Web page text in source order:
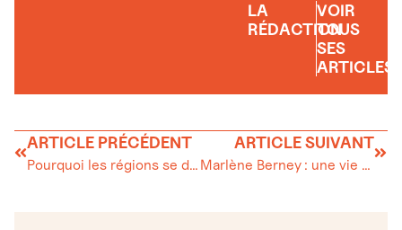
LA
RÉDACTION
VOIR
TOUS
SES
ARTICLES
ARTICLE PRÉCÉDENT
Pourquoi les régions se dotent-elles d’une marque territoriale ?
ARTICLE SUIVANT
Marlène Berney : une vie de famille, de travail et de fidélité à La Vallée